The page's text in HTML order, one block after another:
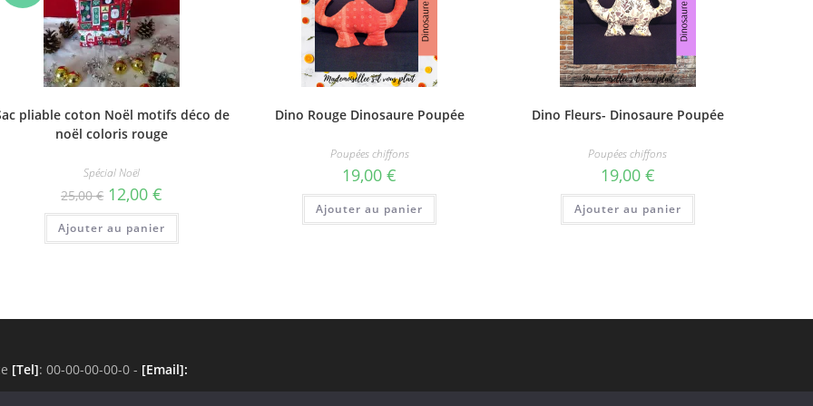
pliable coton Noël motifs déco de
noël coloris rouge
Spécial Noël
25,00€ Le
prix
initial
était :
25,00 €.
12,00€
actuel
est :
12,00 €.
Ajouter au panier
Dino Rouge Dinosaure Poupée
Poupées chiffons
19,00€
Ajouter au panier
Dino Fleurs- Dinosaure Poupée
Poupées chiffons
19,00 €
Ajouter au panier
[Tel]: 00-00-00-00-0 - [Email]: